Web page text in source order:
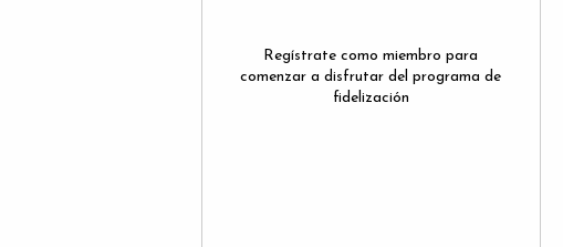
Regístrate como miembro para
comenzar a disfrutar del programa de
fidelización